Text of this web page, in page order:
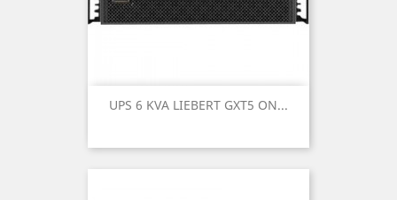
UPS 6 KVA LIEBERT GXT5 ON...